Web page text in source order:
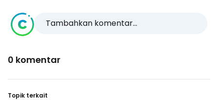
Tambahkan komentar...
0 komentar
Topik terkait